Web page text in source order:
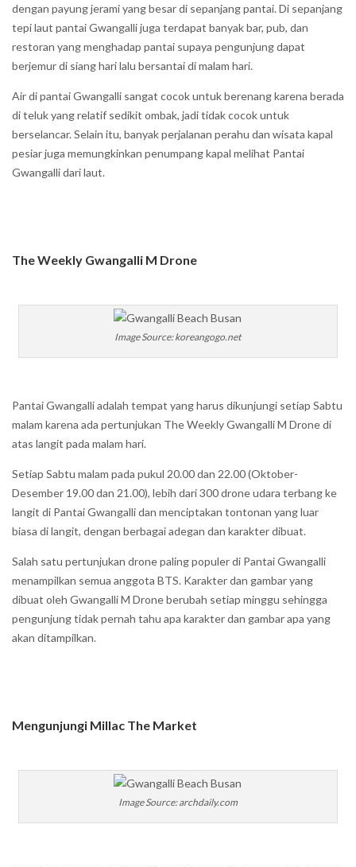
dengan payung jerami yang besar di sepanjang pantai. Di sepanjang
tepi laut pantai Gwangalli juga terdapat banyak bar, pub, dan
restoran yang menghadap pantai supaya pengunjung dapat
berjemur di siang hari lalu bersantai di malam hari.
Air di pantai Gwangalli sangat cocok untuk berenang karena berada
di teluk yang relatif sedikit ombak, jadi tidak cocok untuk
berselancar. Selain itu, banyak perjalanan perahu dan wisata kapal
pesiar juga memungkinkan penumpang kapal melihat Pantai
Gwangalli dari laut.
The Weekly Gwangalli M Drone
Image Source: koreangogo.net
Pantai Gwangalli adalah tempat yang harus dikunjungi setiap Sabtu
malam karena ada pertunjukan The Weekly Gwangalli M Drone di
atas langit pada malam hari.
Setiap Sabtu malam pada pukul 20.00 dan 22.00 (Oktober-
Desember 19.00 dan 21.00), lebih dari 300 drone udara terbang ke
langit di Pantai Gwangalli dan menciptakan tontonan yang luar
biasa di langit, dengan berbagai adegan dan karakter dibuat.
Salah satu pertunjukan drone paling populer di Pantai Gwangalli
menampilkan semua anggota BTS. Karakter dan gambar yang
dibuat oleh Gwangalli M Drone berubah setiap minggu sehingga
pengunjung tidak pernah tahu apa karakter dan gambar apa yang
akan ditampilkan.
Mengunjungi Millac The Market
Image Source: archdaily.com